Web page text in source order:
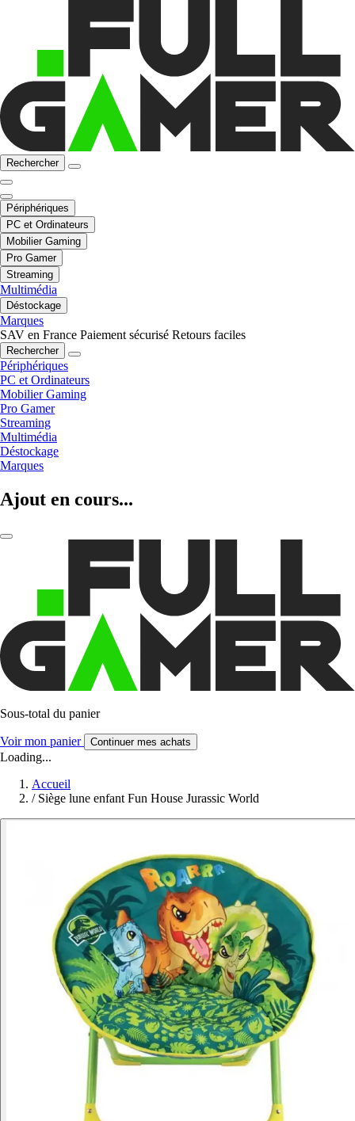
Rechercher
Périphériques
PC et Ordinateurs
Mobilier Gaming
Pro Gamer
Streaming
Multimédia
Déstockage
Marques
SAV en France Paiement sécurisé Retours faciles
Rechercher
Périphériques
PC et Ordinateurs
Mobilier Gaming
Pro Gamer
Streaming
Multimédia
Déstockage
Marques
Ajout en cours...
Sous-total du panier
Voir mon panier Continuer mes achats
Loading...
Accueil
/ Siège lune enfant Fun House Jurassic World